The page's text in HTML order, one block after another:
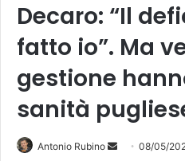
Decaro: “Il
fatto io”. Ma
gestione
sanità
Antonio Rubino
Invia 08/05/